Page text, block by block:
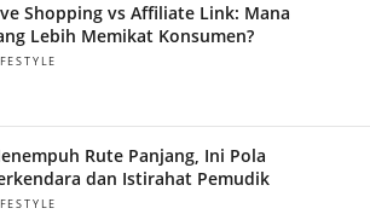
Shopping vs Affiliate Link: Mana
Lebih Memikat Konsumen?
Rute Panjang, Ini Pola
dan Istirahat Pemudik